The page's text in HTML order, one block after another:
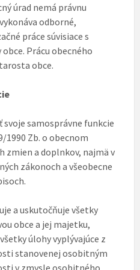
úrad nemá právnu
odborné,
práce súvisiace s
Prácu obecného
obce.
svoje samosprávne funkcie
1990 Zb. o obecnom
zmien a doplnkov, najmä v
zákonoch a všeobecne
a uskutočňuje všetky
obce a jej majetku,
úlohy vyplývajúce z
stanovenej osobitným